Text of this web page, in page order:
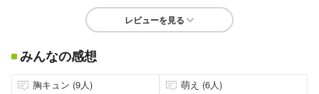
レビューを見る
みんなの感想
胸キュン (9人)
萌え (6人)